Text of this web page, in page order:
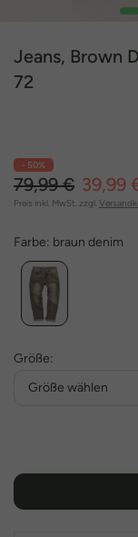
1
Jeans, Brown
72
- 50%
79,99 € 39,99
Preis inkl. MwSt. zzgl.
Farbe: braun denim
Größe:
Größe wählen